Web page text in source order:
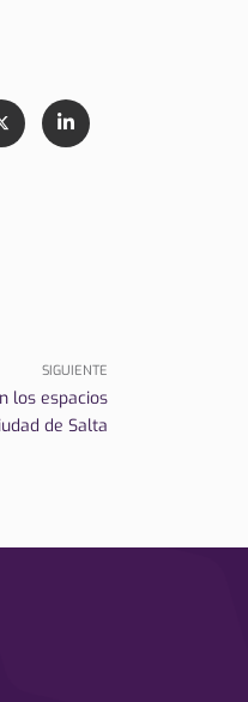
SIGUIENTE
los espacios
de Salta